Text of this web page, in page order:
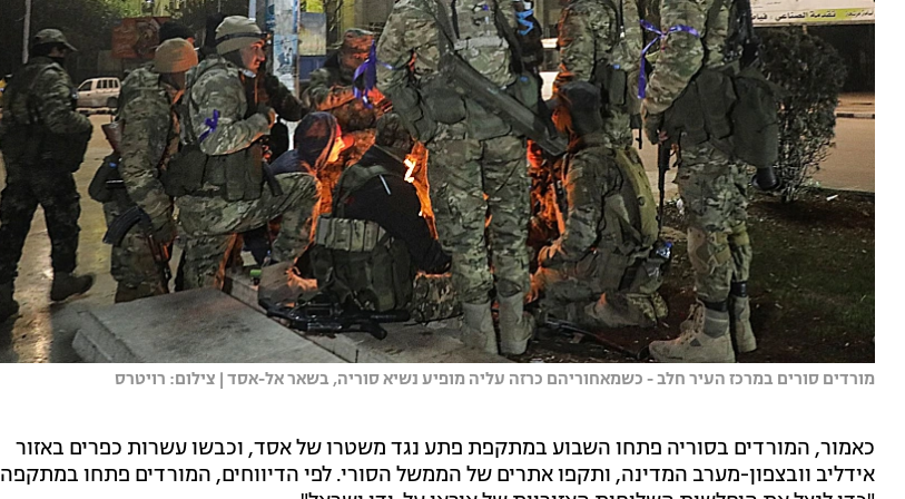
מורדים סורים במרכז העיר חלב - כשמאחוריהם כרזה עליה מופיע נשיא סוריה, בשאר אל-אסד | צילום: רויטרס
כאמור, המורדים בסוריה פתחו השבוע במתקפת פתע נגד משטרו של אסד, וכבשו עשרות כפרים באזור
אידליב וובצפון-מערב המדינה, ותקפו אתרים של הממשל הסורי. לפי הדיווחים, המורדים פתחו במתקפה